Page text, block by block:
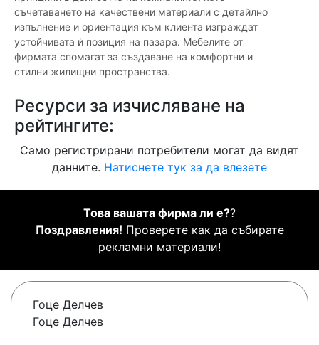
съчетаването на качествени материали с детайлно
изпълнение и ориентация към клиента изграждат
устойчивата ѝ позиция на пазара. Мебелите от
фирмата спомагат за създаване на комфортни и
стилни жилищни пространства.
Ресурси за изчисляване на
рейтингите:
Само регистрирани потребители могат да видят
данните. Натиснете тук за да влезете
Това вашата фирма ли е??
Поздравления! Проверете как да събирате
рекламни материали!
Гоце Делчев
Гоце Делчев